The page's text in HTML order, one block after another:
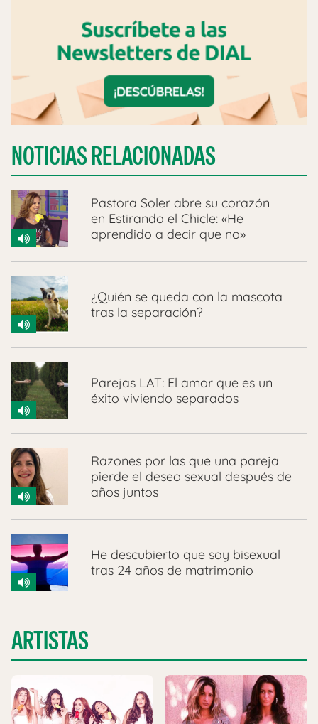
NOTICIAS RELACIONADAS
Pastora Soler abre su corazón
en Estirando el Chicle: «He
aprendido a decir que no»
¿Quién se queda con la mascota
tras la separación?
Parejas LAT: El amor que es un
éxito viviendo separados
Razones por las que una pareja
pierde el deseo sexual después de
años juntos
He descubierto que soy bisexual
tras 24 años de matrimonio
ARTISTAS